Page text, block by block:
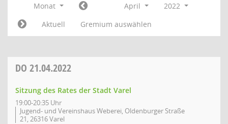
Monat April
2022
Aktuell
Gremium auswählen
DO 21.04.2022
Sitzung des Rates der Stadt Varel
19:00-20:35 Uhr
Jugend- und Vereinshaus Weberei, Oldenburger Straße
21, 26316 Varel